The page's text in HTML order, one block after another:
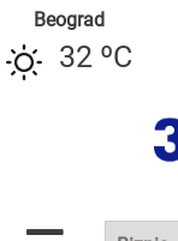
Beograd
32 ºC